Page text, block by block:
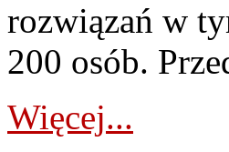
rozwiązań w
200 osób.
Więcej...